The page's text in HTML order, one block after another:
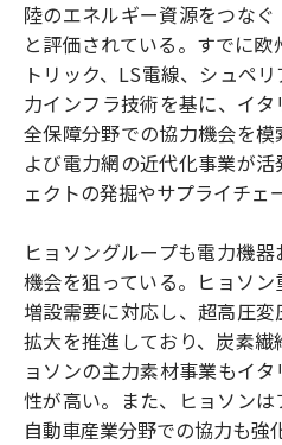
陸のエネルギー資源をつなぐ
と評価されている。すでに
トリック、LS電線、シュペ
力インフラ技術を基に、イ
全保障分野での協力機会を
よび電力網の近代化事業が
ェクトの発掘やサプライチェ
ヒョソングループも電力機
機会を狙っている。ヒョソ
増設需要に対応し、超高圧
拡大を推進しており、炭素
ョソンの主力素材事業もイ
性が高い。また、ヒョソン
自動車産業分野での協力も強